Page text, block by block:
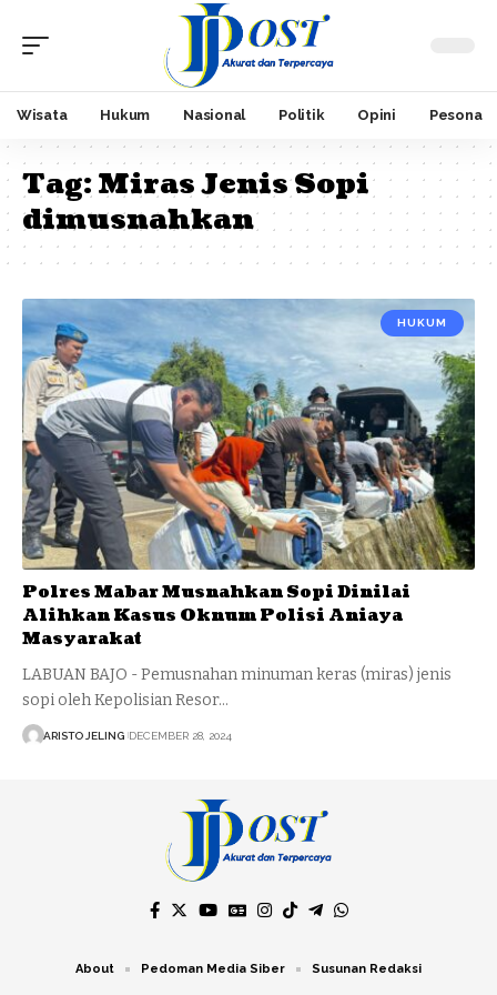
Wisata Hukum Nasional Politik Opini Pesona
Tag:Miras Jenis Sopi
dimusnahkan
HUKUM
Polres Mabar Musnahkan Sopi Dinilai
Alihkan Kasus Oknum Polisi Aniaya
Masyarakat
LABUAN BAJO - Pemusnahan minuman keras (miras) jenis
sopi oleh Kepolisian Resor…
ARISTO JELING DECEMBER 28, 2024
About Pedoman Media Siber Susunan Redaksi